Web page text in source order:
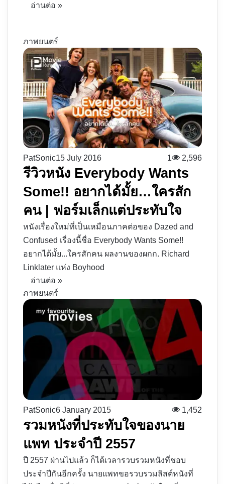
อ่านต่อ »
ภาพยนตร์
PatSonic15 July 2016 1 2,596
รีวิวหนัง Everybody Wants
Some!! อยากได้มั้ย…ใครสัก
คน | ฟอร์มเล็กแต่ประทับใจ
หนังเรื่องใหม่ที่เป็นเหมือนภาคต่อของ Dazed and
Confused เรื่องนี้ชื่อ Everybody Wants Some!!
อยากได้มั้ย...ใครสักคน ผลงานของผกก. Richard
Linklater แห่ง Boyhood
อ่านต่อ »
ภาพยนตร์
PatSonic6 January 2015 1,452
รวมหนังที่ประทับใจของนาย
แพท ประจำปี 2557
ปี 2557 ผ่านไปแล้ว ก็ได้เวลารวบรวมหนังที่ชอบ
ประจำปีกันอีกครั้ง นายแพทขอรวบรวมลิสต์หนังที่